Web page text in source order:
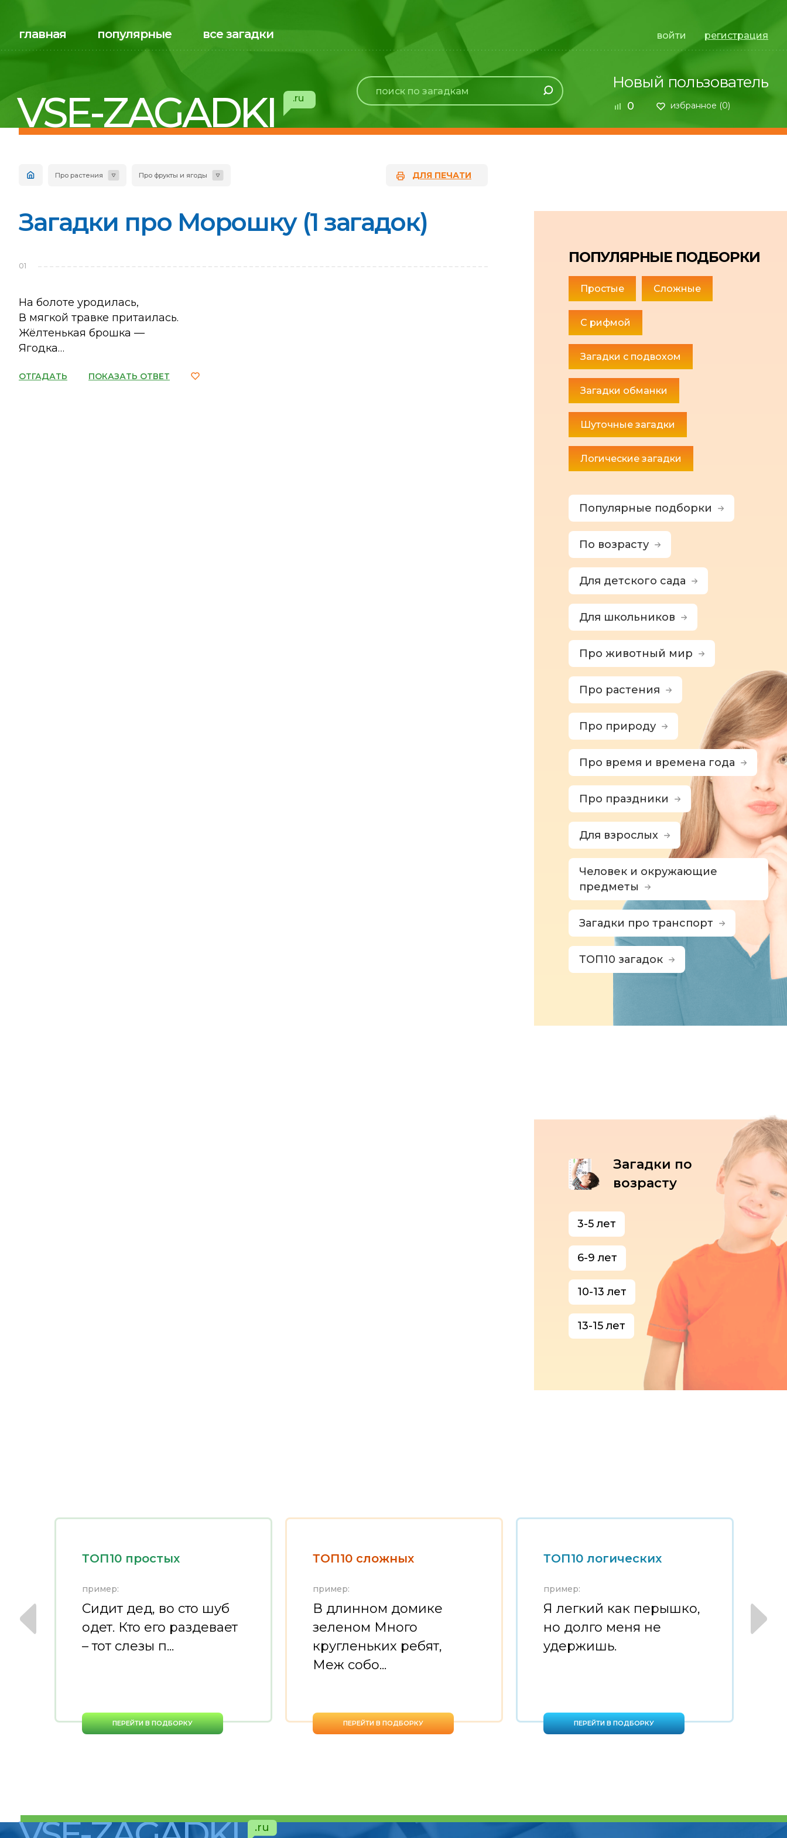
главная популярные все загадки войти регистрация
VSE-ZAGADKI .ru
Новый пользователь
0 избранное (0)
Про растения Про фрукты и ягоды ДЛЯ ПЕЧАТИ
Загадки про Морошку (1 загадок)
01
На болоте уродилась,
В мягкой травке притаилась.
Жёлтенькая брошка —
Ягодка…
ОТГАДАТЬ ПОКАЗАТЬ ОТВЕТ
ПОПУЛЯРНЫЕ ПОДБОРКИ
Простые Сложные
С рифмой
Загадки с подвохом
Загадки обманки
Шуточные загадки
Логические загадки
Популярные подборки
По возрасту
Для детского сада
Для школьников
Про животный мир
Про растения
Про природу
Про время и времена года
Про праздники
Для взрослых
Человек и окружающие
предметы
Загадки про транспорт
ТОП10 загадок
Загадки по
возрасту
3-5 лет
6-9 лет
10-13 лет
13-15 лет
ТОП10 простых
пример:
Сидит дед, во сто шуб
одет. Кто его раздевает
– тот слезы п...
ПЕРЕЙТИ В ПОДБОРКУ
ТОП10 сложных
пример:
В длинном домике
зеленом Много
кругленьких ребят,
Меж собо...
ПЕРЕЙТИ В ПОДБОРКУ
ТОП10 логических
пример:
Я легкий как перышко,
но долго меня не
удержишь.
ПЕРЕЙТИ В ПОДБОРКУ
.ru